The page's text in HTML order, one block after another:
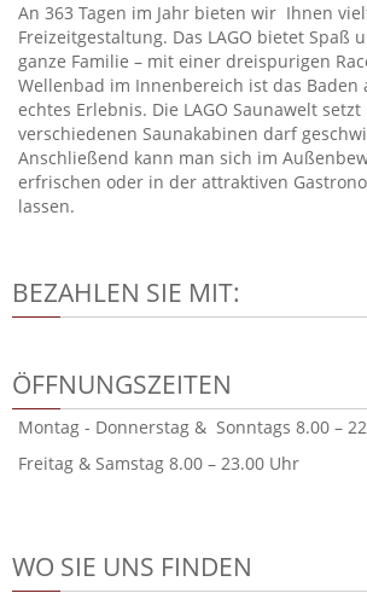
An 363 Tagen im Jahr bieten wir Ihnen
Freizeitgestaltung. Das LAGO bietet Spaß
ganze Familie – mit einer dreispurigen
Wellenbad im Innenbereich ist das Baden
echtes Erlebnis. Die LAGO Saunawelt
verschiedenen Saunakabinen darf
Anschließend kann man sich im
erfrischen oder in der attraktiven
lassen.
BEZAHLEN SIE MIT:
ÖFFNUNGSZEITEN
Montag - Donnerstag & Sonntags 8.00 –
Freitag & Samstag 8.00 – 23.00 Uhr
WO SIE UNS FINDEN